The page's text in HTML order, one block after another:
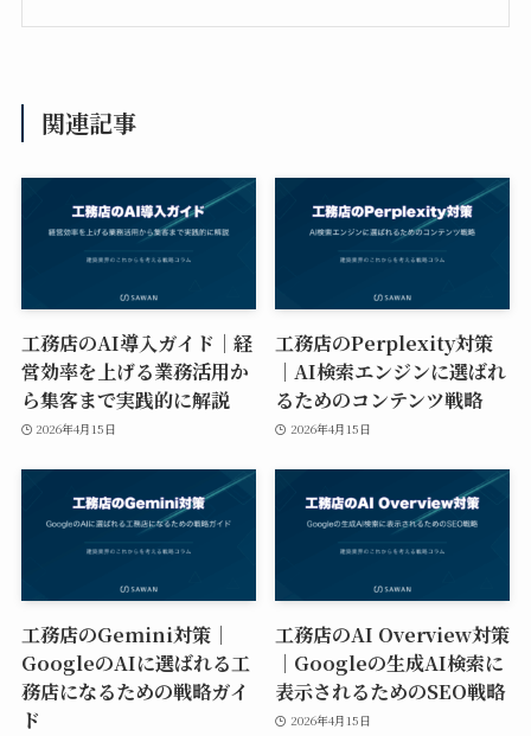
関連記事
工務店のAI導入ガイド｜経
営効率を上げる業務活用か
ら集客まで実践的に解説
2026年4月15日
工務店のPerplexity対策
｜AI検索エンジンに選ばれ
るためのコンテンツ戦略
2026年4月15日
工務店のGemini対策｜
GoogleのAIに選ばれる工
務店になるための戦略ガイ
ド
工務店のAI Overview対策
｜Googleの生成AI検索に
表示されるためのSEO戦略
2026年4月15日